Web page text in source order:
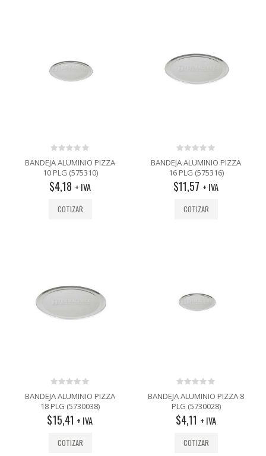
0
out
of
5
BANDEJA ALUMINIO PIZZA
10 PLG (575310)
$4,18 + IVA
COTIZAR
0
out
of
5
BANDEJA ALUMINIO PIZZA
16 PLG (575316)
$11,57 + IVA
COTIZAR
0
out
of
5
BANDEJA ALUMINIO PIZZA
18 PLG (5730038)
$15,41 + IVA
COTIZAR
0
out
of
5
BANDEJA ALUMINIO PIZZA 8
PLG (5730028)
$4,11 + IVA
COTIZAR